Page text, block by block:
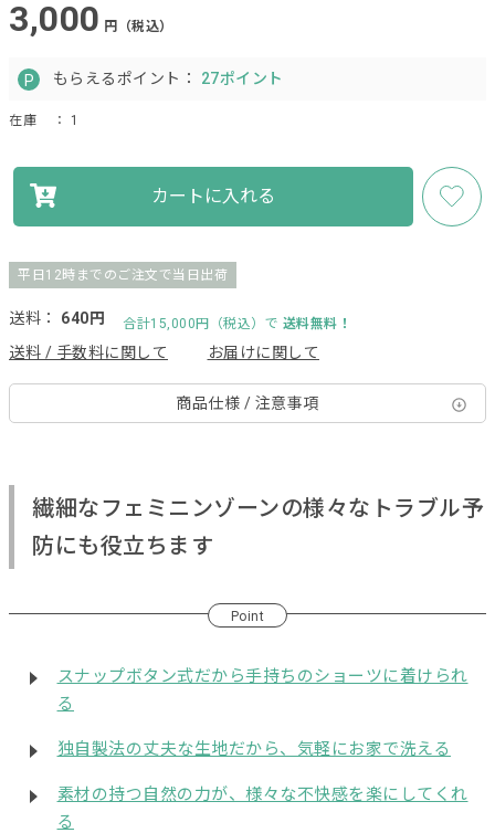
3,000 円（税込）
もらえるポイント： 27ポイント
在庫 ： 1
カートに入れる
平日12時までのご注文で当日出荷
送料： 640円 合計15,000円（税込）で 送料無料！
送料 / 手数料に関して お届けに関して
商品仕様 / 注意事項
繊細なフェミニンゾーンの様々なトラブル予
防にも役立ちます
Point
スナップボタン式だから手持ちのショーツに着けられ
る
独自製法の丈夫な生地だから、気軽にお家で洗える
素材の持つ自然の力が、様々な不快感を楽にしてくれ
る